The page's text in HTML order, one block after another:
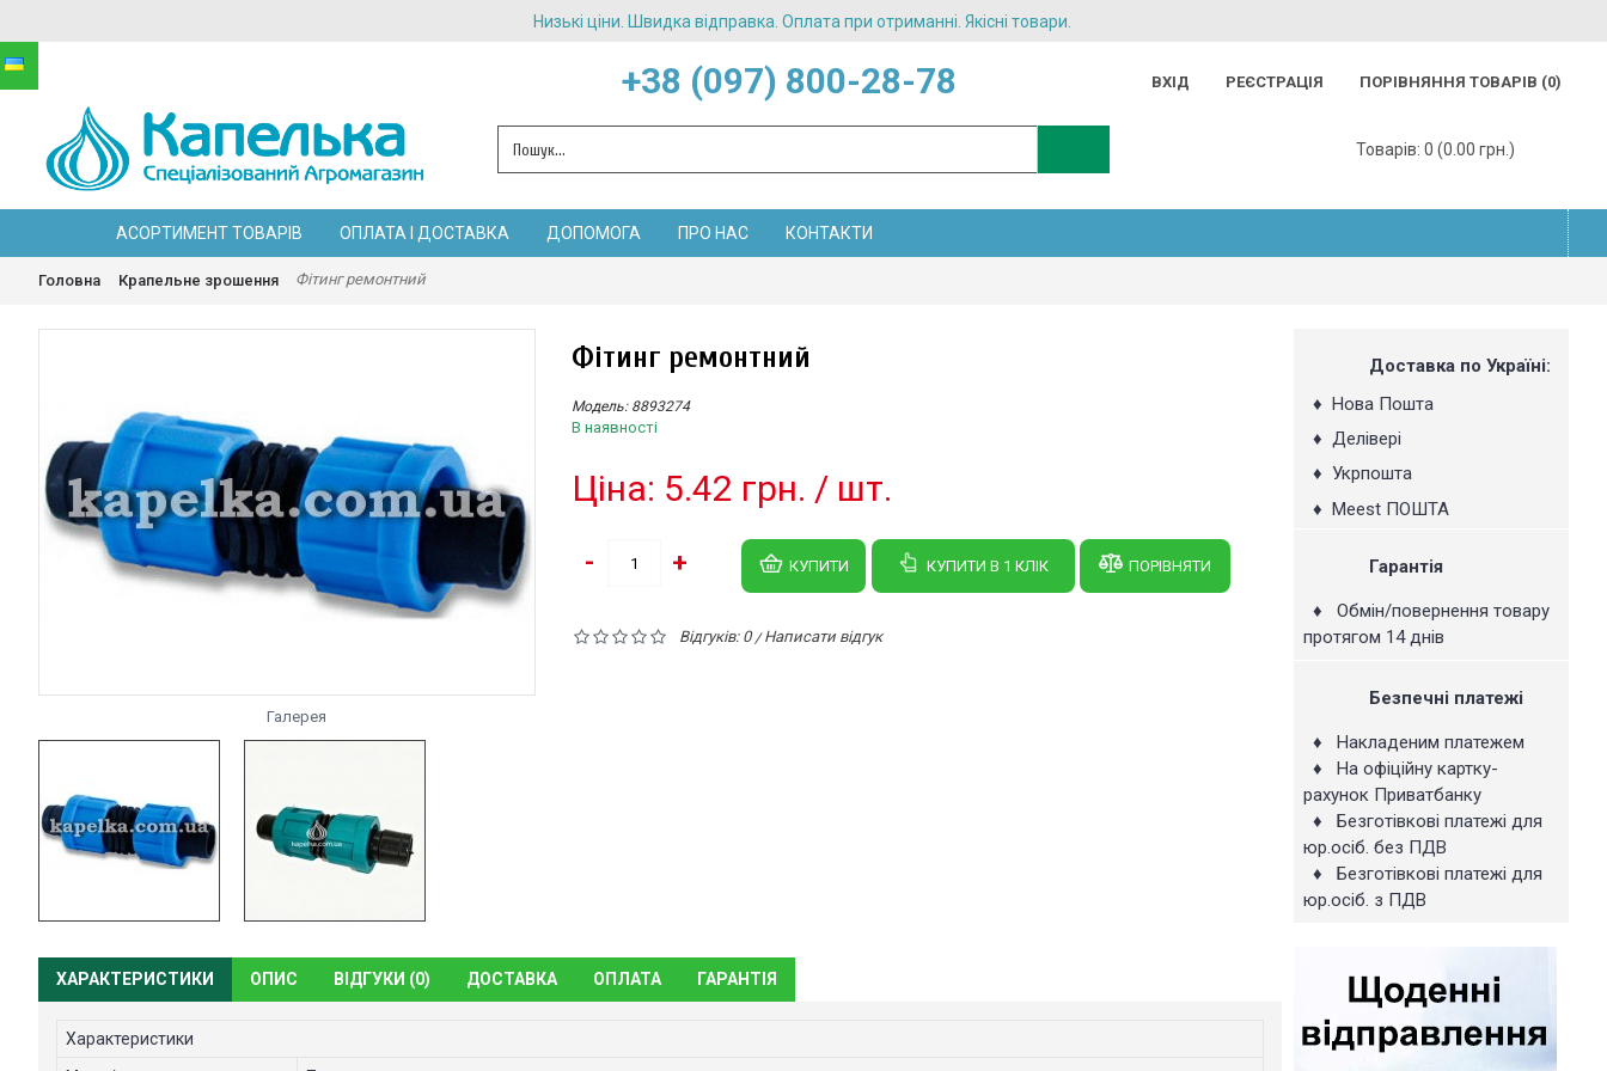
Низькі ціни. Швидка відправка. Оплата при отриманні. Якісні товари.
+38 (097) 800-28-78 ВХІД РЕЄСТРАЦІЯ ПОРІВНЯННЯ ТОВАРІВ (0)
Товарів: 0 (0.00 грн.)
АСОРТИМЕНТ ТОВАРІВ ОПЛАТА І ДОСТАВКА ДОПОМОГА ПРО НАС КОНТАКТИ
Головна Крапельне зрошення Фітинг ремонтний
Доставка по Україні:
♦ Нова Пошта
♦ Делівері
♦ Укрпошта
♦ Мeest ПОШТА
Гарантія
♦ Обмін/повернення товару
протягом 14 днів
Безпечні платежі
♦ Накладеним платежем
♦ На офіційну картку-
рахунок Приватбанку
♦ Безготівкові платежі для
юр.осіб. без ПДВ
♦ Безготівкові платежі для
юр.осіб. з ПДВ
Галерея
Фітинг ремонтний
Модель: 8893274
В наявності
Цiна: 5.42 грн. / шт.
- + КУПИТИ КУПИТИ В 1 КЛIК ПОРІВНЯТИ
Відгуків: 0/Написати відгук
ХАРАКТЕРИСТИКИ ОПИС ВІДГУКИ (0) ДОСТАВКА ОПЛАТА ГАРАНТІЯ
Характеристики